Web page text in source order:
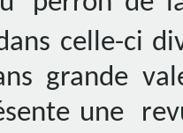
celle-ci
grande
une